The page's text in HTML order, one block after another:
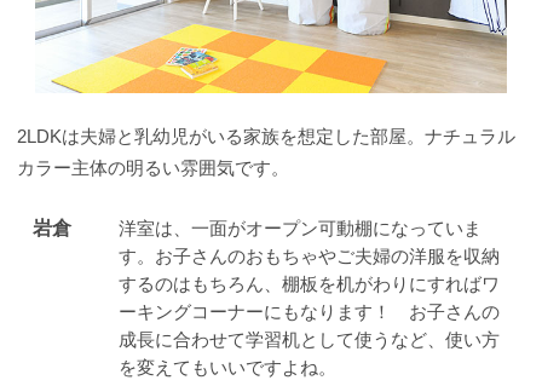
2LDKは夫婦と乳幼児がいる家族を想定した部屋。ナチュラル
カラー主体の明るい雰囲気です。
岩倉
洋室は、一面がオープン可動棚になっていま
す。お子さんのおもちゃやご夫婦の洋服を収納
するのはもちろん、棚板を机がわりにすればワ
ーキングコーナーにもなります！ お子さんの
成長に合わせて学習机として使うなど、使い方
を変えてもいいですよね。